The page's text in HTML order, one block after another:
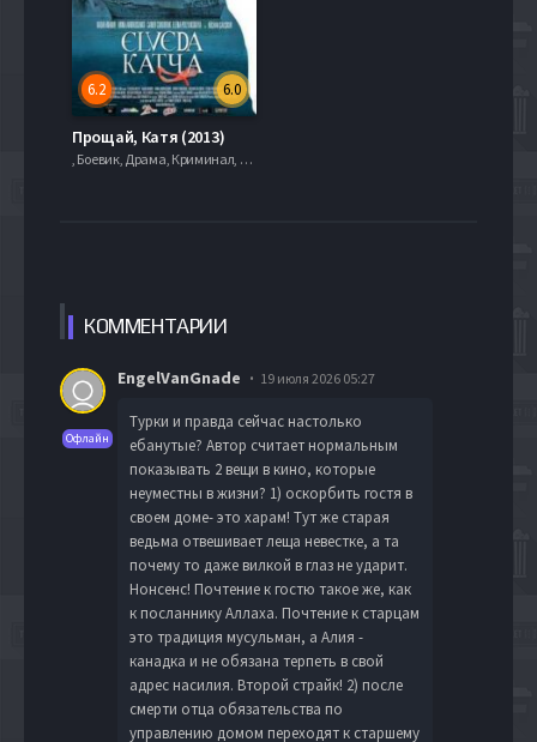
6.0
6.2
Прощай, Катя (2013)
, Боевик, Драма, Криминал, serial.mob
КОММЕНТАРИИ
Офлайн
EngelVanGnade 19 июля 2026 05:27
Турки и правда сейчас настолько
ебанутые? Автор считает нормальным
показывать 2 вещи в кино, которые
неуместны в жизни? 1) оскорбить гостя в
своем доме- это харам! Тут же старая
ведьма отвешивает леща невестке, а та
почему то даже вилкой в глаз не ударит.
Нонсенс! Почтение к гостю такое же, как
к посланнику Аллаха. Почтение к старцам
это традиция мусульман, а Алия -
канадка и не обязана терпеть в свой
адрес насилия. Второй страйк! 2) после
смерти отца обязательства по
управлению домом переходят к старшему